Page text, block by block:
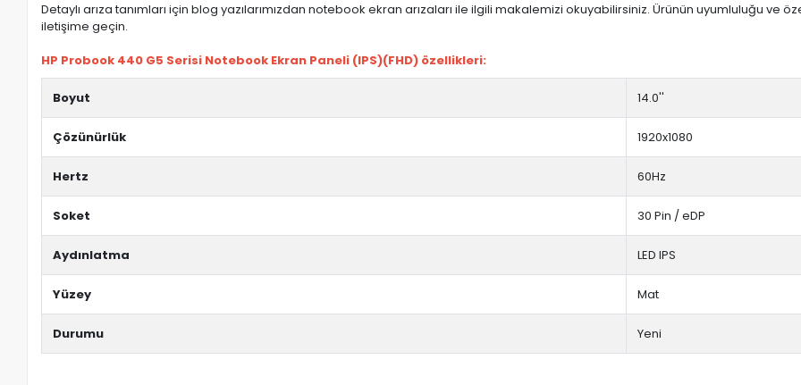
Detaylı arıza tanımları için blog yazılarımızdan notebook ekran arızaları ile ilgili makalemizi okuyabilirsiniz. Ürünün uyumluluğu
iletişime geçin.
HP Probook 440 G5 Serisi Notebook Ekran Paneli (IPS)(FHD) özellikleri:
Boyut 14.0''
Çözünürlük 1920x1080
Hertz 60Hz
Soket 30 Pin / eDP
Aydınlatma LED IPS
Yüzey Mat
Durumu Yeni